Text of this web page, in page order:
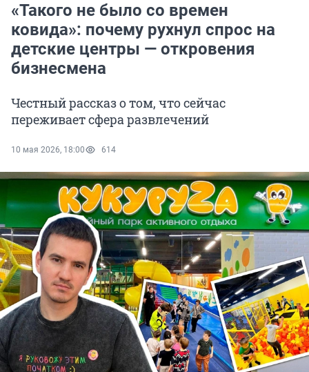
«Такого не было со времен
ковида»: почему рухнул спрос на
детские центры — откровения
бизнесмена
Честный рассказ о том, что сейчас
переживает сфера развлечений
10 мая 2026, 18:00 614